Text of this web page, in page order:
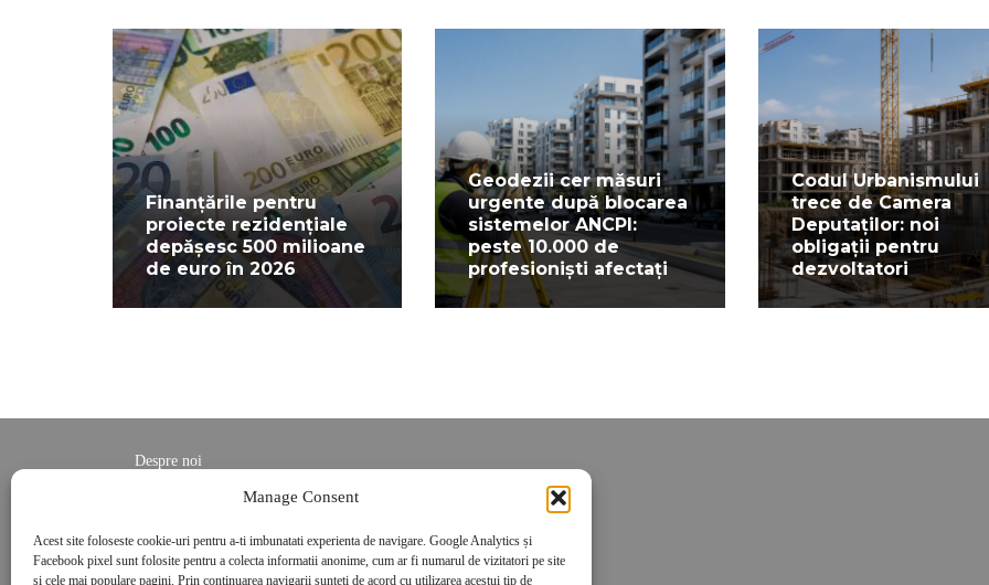
Manage Consent
Acest site foloseste cookie-uri pentru a-ti imbunatati experienta de navigare. Google Analytics și
Facebook pixel sunt folosite pentru a colecta informatii anonime, cum ar fi numarul de vizitatori pe site
si cele mai populare pagini. Prin continuarea navigarii sunteti de acord cu utilizarea acestui tip de
Finanțările pentru
proiecte rezidențiale
depășesc 500 milioane
de euro în 2026
Geodezii cer măsuri
urgente după blocarea
sistemelor ANCPI:
peste 10.000 de
profesioniști afectați
Codul Urbanismului
trece de Camera
Deputaților: noi
obligații pentru
dezvoltatori
Despre noi
Politica de cookies